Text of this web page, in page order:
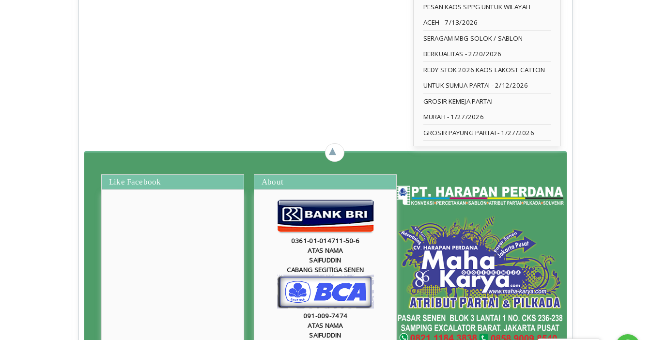
PESAN KAOS SPPG UNTUK WILAYAH
ACEH - 7/13/2026
SERAGAM MBG SOLOK / SABLON
BERKUALITAS - 2/20/2026
REDY STOK 2026 KAOS LAKOST CATTON
UNTUK SUMUA PARTAI - 2/12/2026
GROSIR KEMEJA PARTAI
MURAH - 1/27/2026
GROSIR PAYUNG PARTAI - 1/27/2026
►
Like Facebook About
0361-01-014711-50-6
ATAS NAMA
SAIFUDDIN
CABANG SEGITIGA SENEN
091-009-7474
ATAS NAMA
SAIFUDDIN